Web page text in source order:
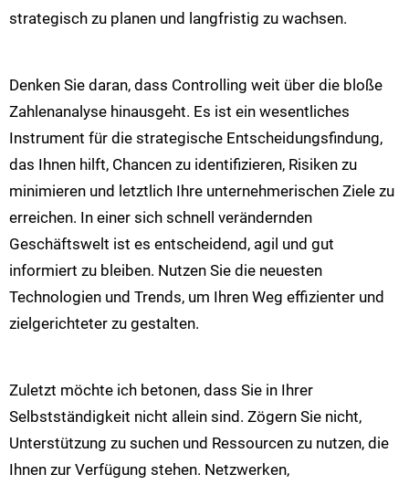
strategisch zu planen und langfristig zu wachsen.
Denken Sie daran, dass Controlling weit über die bloße
Zahlenanalyse hinausgeht. Es ist ein wesentliches
Instrument für die strategische Entscheidungsfindung,
das Ihnen hilft, Chancen zu identifizieren, Risiken zu
minimieren und letztlich Ihre unternehmerischen Ziele zu
erreichen. In einer sich schnell verändernden
Geschäftswelt ist es entscheidend, agil und gut
informiert zu bleiben. Nutzen Sie die neuesten
Technologien und Trends, um Ihren Weg effizienter und
zielgerichteter zu gestalten.
Zuletzt möchte ich betonen, dass Sie in Ihrer
Selbstständigkeit nicht allein sind. Zögern Sie nicht,
Unterstützung zu suchen und Ressourcen zu nutzen, die
Ihnen zur Verfügung stehen. Netzwerken,